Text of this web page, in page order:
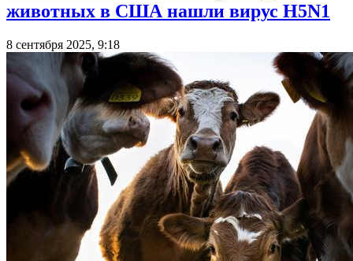
животных в США нашли вирус H5N1
8 сентября 2025, 9:18